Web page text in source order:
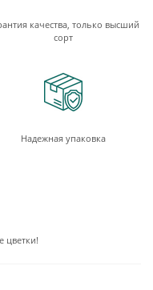
качества, только высший
сорт
Надежная упаковка
цветки!